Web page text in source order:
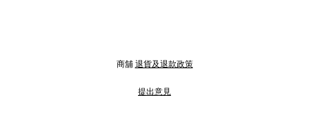
商舖 退貨及退款政策
提出意見